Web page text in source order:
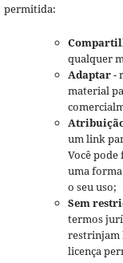
permitida:
qualquer
Adaptar-
material
um link
Você
uma
o seu uso;
Sem
termos
restrinjam
licença